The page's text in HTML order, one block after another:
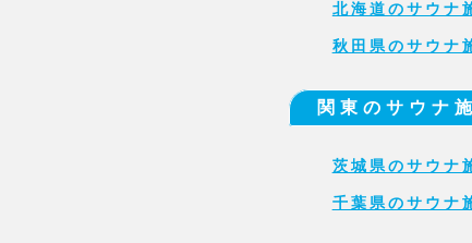
北海道のサウナ
秋田県のサウナ
関東のサウナ
茨城県のサウナ
千葉県のサウナ